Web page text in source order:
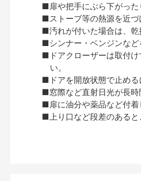
■扉や把手にぶら下がった
■ストーブ等の熱源を近づ
■汚れが付いた場合は、乾
■シンナー・ベンジンなど
■ドアクローザーは取付
い。
■ドアを開放状態で止める
■窓際など直射日光が長時
■扉に油分や薬品など付着
■上り口など段差のあると